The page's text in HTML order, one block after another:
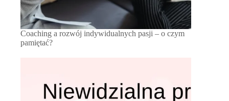
Coaching a rozwój indywidualnych pasji – o czym
pamiętać?